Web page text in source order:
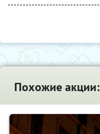
Похожие акции: